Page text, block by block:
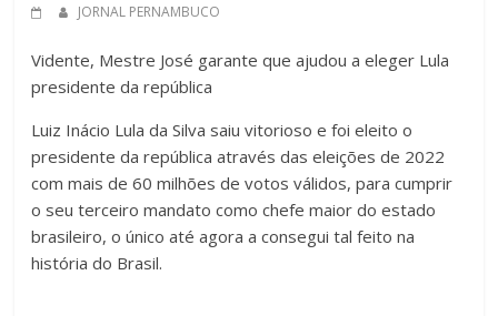
JORNAL PERNAMBUCO
Vidente, Mestre José garante que ajudou a eleger Lula
presidente da república
Luiz Inácio Lula da Silva saiu vitorioso e foi eleito o
presidente da república através das eleições de 2022
com mais de 60 milhões de votos válidos, para cumprir
o seu terceiro mandato como chefe maior do estado
brasileiro, o único até agora a consegui tal feito na
história do Brasil.